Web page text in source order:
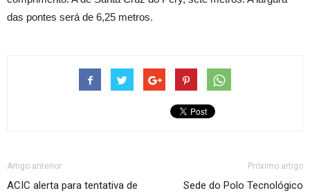
das pontes será de 6,25 metros.
Artigo anterior
ACIC alerta para tentativa de
Próximo artigo
Sede do Polo Tecnológico